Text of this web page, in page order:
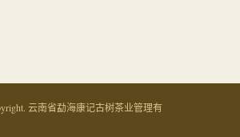
云南省勐海康记古树茶业管理有